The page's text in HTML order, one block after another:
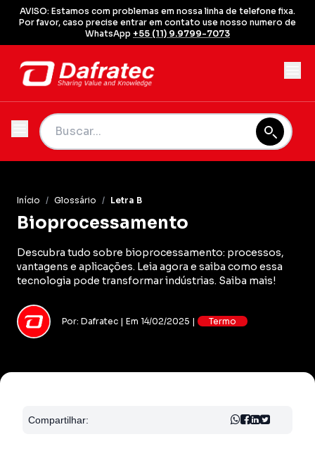
AVISO: Estamos com problemas em nossa linha de telefone fixa.
Por favor, caso precise entrar em contato use nosso numero de
WhatsApp +55 (11) 9.9799-7073
Início / Glossário / Letra B
Bioprocessamento
Descubra tudo sobre bioprocessamento: processos,
vantagens e aplicações. Leia agora e saiba como essa
tecnologia pode transformar indústrias. Saiba mais!
Por: Dafratec | Em 14/02/2025 | Termo
Compartilhar: